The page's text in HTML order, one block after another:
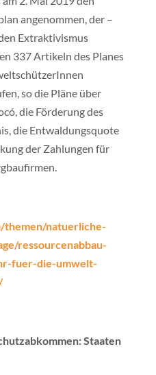
angenommen, der –
Extraktivismus
337 Artikeln des Planes
so die Pläne über
die Förderung des
die Entwaldungsquote
der Zahlungen für
natuerliche-
ressourcenabbau-
fuer-die-umwelt-
Staaten